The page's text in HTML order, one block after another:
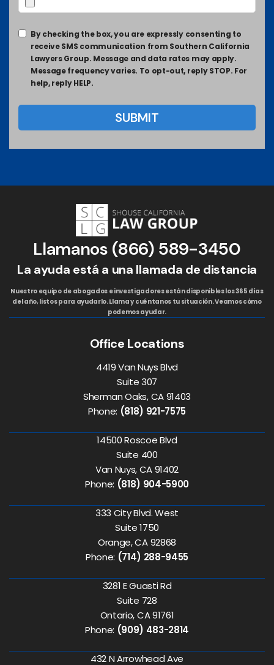
By checking the box, you are expressly consenting to
receive SMS communication from Southern California
Lawyers Group. Message and data rates may apply.
Message frequency varies. To opt-out, reply STOP. For
help, reply HELP.
Llamanos (866) 589-3450
La ayuda está a una llamada de distancia
Nuestro equipo de abogados e investigadores están disponibles los 365 días
del año, listos para ayudarlo. Llama y cuéntanos tu situación. Veamos cómo
podemos ayudar.
Office Locations
4419 Van Nuys Blvd
Suite 307
Sherman Oaks, CA 91403
Phone: (818) 921-7575
14500 Roscoe Blvd
Suite 400
Van Nuys, CA 91402
Phone: (818) 904-5900
333 City Blvd. West
Suite 1750
Orange, CA 92868
Phone: (714) 288-9455
3281 E Guasti Rd
Suite 728
Ontario, CA 91761
Phone: (909) 483-2814
432 N Arrowhead Ave